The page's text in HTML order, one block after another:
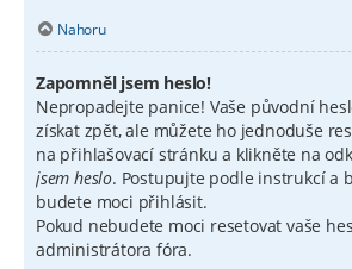
Nahoru
Zapomněl jsem heslo!
Nepropadejte panice! Vaše původní
získat zpět, ale můžete ho jednoduše
na přihlašovací stránku a klikněte na
jsem heslo. Postupujte podle instrukcí a
budete moci přihlásit.
Pokud nebudete moci resetovat vaše
administrátora fóra.